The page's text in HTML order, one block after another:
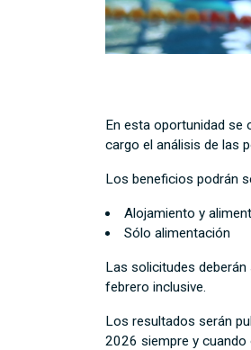
En esta oportunidad se
cargo el análisis de las
Los beneficios podrán
Alojamiento y
Sólo alimentación
Las solicitudes
febrero inclusive.
Los resultados serán
2026 siempre y cuando